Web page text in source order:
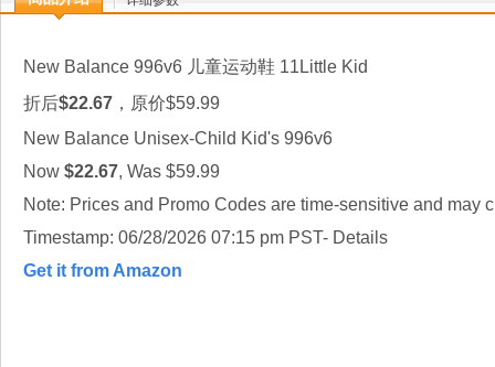
New Balance 996v6 儿童运动鞋 11Little Kid
折后$22.67 ，原价$59.99
New Balance Unisex-Child Kid's 996v6
Now $22.67, Was $59.99
Note: Prices and Promo Codes are time-sensitive and may
Timestamp: 06/28/2026 07:15 pm PST- Details
Get it from Amazon